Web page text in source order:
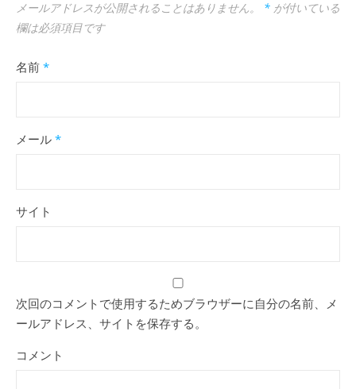
メールアドレスが公開されることはありません。 * が付いている
欄は必須項目です
名前 *
メール *
サイト
次回のコメントで使用するためブラウザーに自分の名前、メ
ールアドレス、サイトを保存する。
コメント